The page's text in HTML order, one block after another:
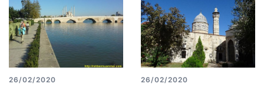
26/02/2020 26/02/2020